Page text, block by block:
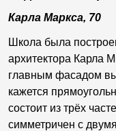
Карла Маркса, 70
Школа была
архитектора Карла
главным фасадом
кажется
состоит из трёх
симметричен с